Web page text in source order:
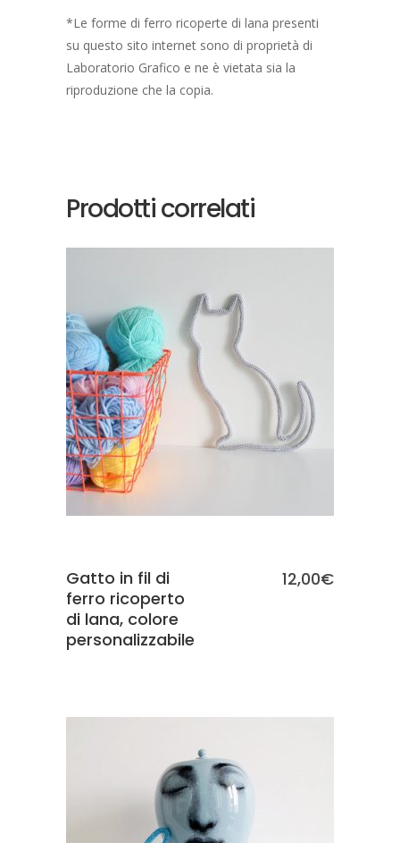
*Le forme di ferro ricoperte di lana presenti
su questo sito internet sono di proprietà di
Laboratorio Grafico e ne è vietata sia la
riproduzione che la copia.
Prodotti correlati
SCEGLI
Gatto in fil di
ferro ricoperto
di lana, colore
personalizzabile
12,00€